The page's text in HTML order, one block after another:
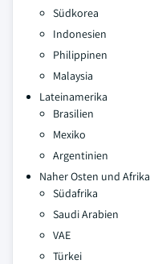
Südkorea
Indonesien
Philippinen
Malaysia
Lateinamerika
Brasilien
Mexiko
Argentinien
Naher Osten und Afrika
Südafrika
Saudi Arabien
VAE
Türkei